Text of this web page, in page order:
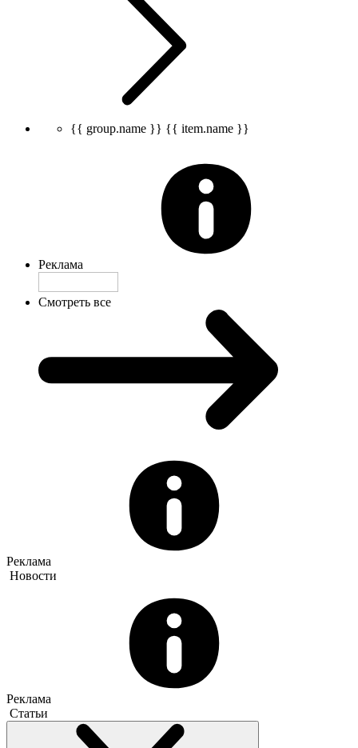
{{ group.name }} {{ item.name }}
Реклама
Смотреть все
Реклама
Новости
Реклама
Статьи